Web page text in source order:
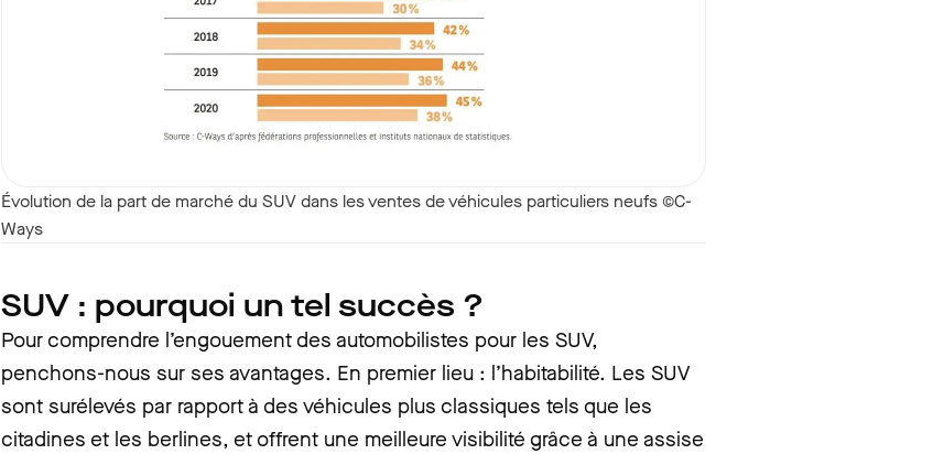
Évolution de la part de marché du SUV dans les ventes de véhicules particuliers neufs ©C-
Ways
SUV : pourquoi un tel succès ?
Pour comprendre l’engouement des automobilistes pour les SUV,
penchons-nous sur ses avantages. En premier lieu : l’habitabilité. Les SUV
sont surélevés par rapport à des véhicules plus classiques tels que les
citadines et les berlines, et offrent une meilleure visibilité grâce à une assise